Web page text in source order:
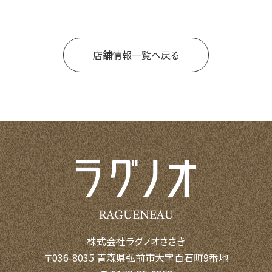
店舗情報一覧へ戻る
株式会社ラグノオささき
〒036-8035 青森県弘前市大字百石町9番地